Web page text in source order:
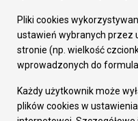
Gospodarka
Fundusze europejskie
Środki krajowe
Oferty inwestycyjne
Pozostałe
Deklaracja dostępności
Pliki cookies
ustawień wybranych przez
stronie (np. wielkość
wprowadzonych do
Każdy użytkownik może
plików cookies w